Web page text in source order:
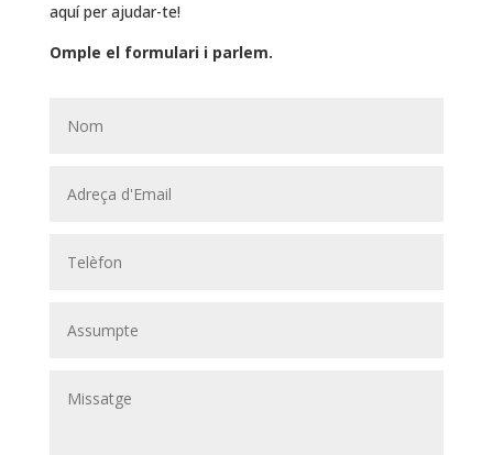
aquí per ajudar-te!
Omple el formulari i parlem.